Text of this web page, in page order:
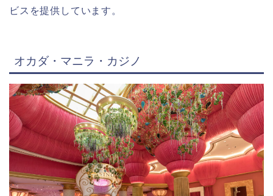
ビスを提供しています。
オカダ・マニラ・カジノ